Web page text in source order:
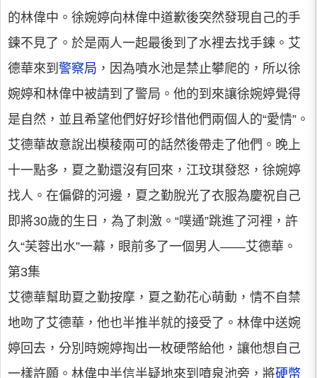
的林偉中。徐婉婷向林偉中道歉後突然發現自己的手
鍊不見了。於是兩人一起最後到了水裡去找手鍊。艾
德華來到 警察局 ，因為噴水池是禁止攀爬的，所以徐
婉婷和林偉中被請到了警局。他的到來讓徐婉婷覺得
是自然，並且希望他們好好珍惜他們兩個人的“愛情”。
艾德華故意說出模稜兩可的話然後帶走了他們。晚上
十一點多，夏之勤還沒有回來，江玟琪發怒，徐婉婷
找人。在偏僻的河邊，夏之勤脫光了衣服為慶祝自己
即將30歲的生日，為了刺激。“噗通”跳進了河裡，許
久“芙蓉出水”一幕，眼前多了一個男人——艾德華。
第3集
艾德華幫助夏之勤按摩，夏之勤花心萌動，情不自禁
地吻了艾德華，他也半推半就的接受了。林偉中送婉
婷回去，分別時婉婷掏出一枚硬幣給他，讓他想自己
一樣許願。林偉中半信半疑地來到噴泉池旁，將硬幣